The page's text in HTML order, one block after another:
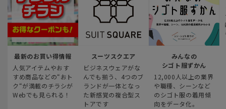
最新のお買い得情報
人気アイテムやおす
すめ商品などの“おト
ク“が満載のチラシが
Webでも見られる！
スーツスクエア
ビジネスウェアがな
んでも揃う、4つのブ
ランドが一体となっ
た新感覚の複合型ス
トアです
みんなの
シゴト服ずかん
12,000人以上の業界
や職種、シーンなど
のシゴト服の着用傾
向をデータ化。